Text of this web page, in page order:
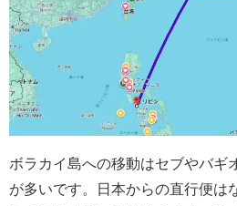
ボラカイ島への移動はセブやバギ
が多いです。日本からの直行便は